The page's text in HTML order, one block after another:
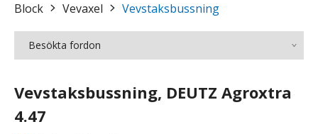
Block Vevaxel Vevstaksbussning
Besökta fordon
Vevstaksbussning, DEUTZ Agroxtra
4.47